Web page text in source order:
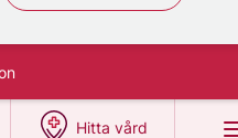
Hitta vård
på 1177.se